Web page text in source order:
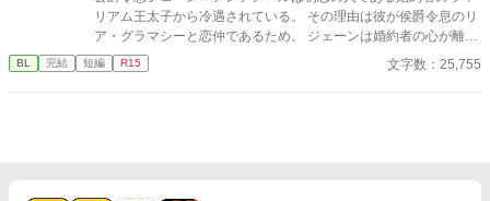
リアム王太子から冷遇されている。 その理由は彼が侯爵令息のリ
ア・グラマシーと恋仲であるため。 ジェーンは婚約者の心が離れ
ていることを寂しく思いながらも卒業パーティーに出席する。 し
かし、その場で彼はひょんなことから自身がリアを主人公とした
BL 完結 短編 R15 文字数：25,755